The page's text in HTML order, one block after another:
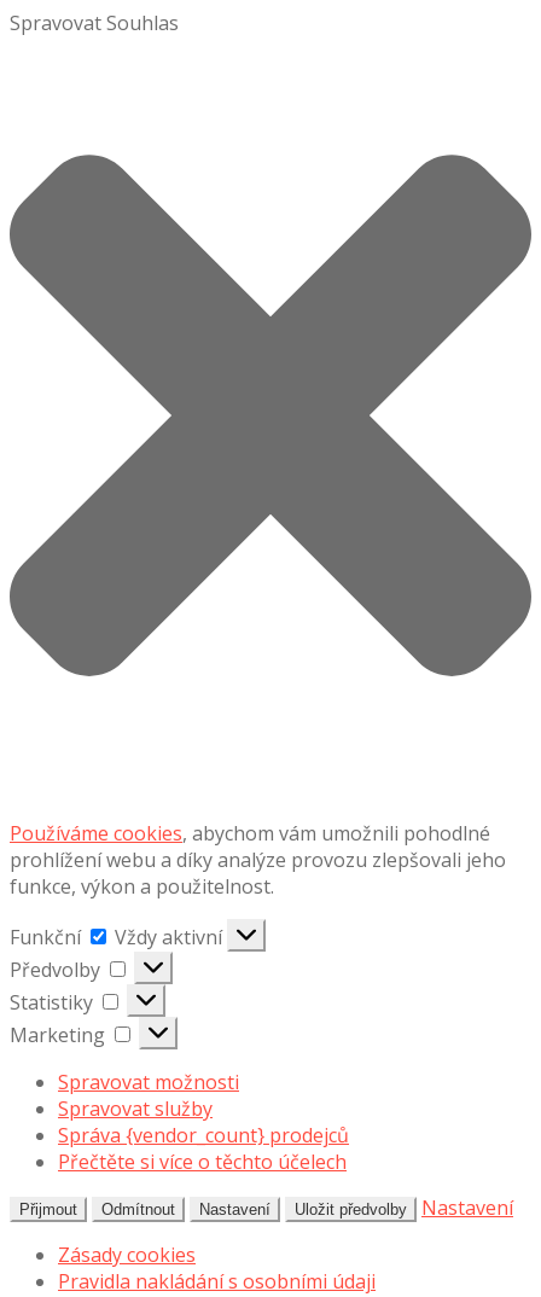
Spravovat Souhlas
Používáme cookies, abychom vám umožnili pohodlné
prohlížení webu a díky analýze provozu zlepšovali jeho
funkce, výkon a použitelnost.
Funkční
Funkční
Vždy aktivní
Předvolby
Předvolby
Statistiky
Statistiky
Marketing
Marketing
Spravovat možnosti
Spravovat služby
Správa {vendor_count} prodejců
Přečtěte si více o těchto účelech
Přijmout Odmítnout Nastavení Uložit předvolby
Nastavení
Zásady cookies
Pravidla nakládání s osobními údaji